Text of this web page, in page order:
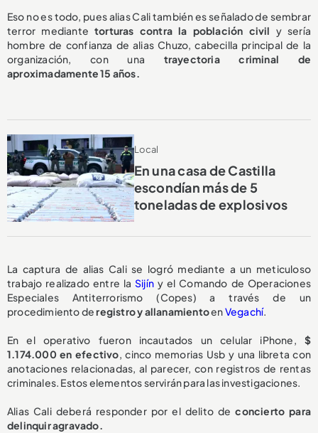
Eso no es todo, pues alias Cali también es señalado de sembrar
terror mediantetorturas contra la población civil y sería
hombre de confianza de alias Chuzo, cabecilla principal de la
organización, con una trayectoria criminal de
aproximadamente 15 años.
Local
En una casa de Castilla
escondían más de 5
toneladas de explosivos
La captura de alias Cali se logró mediante a un meticuloso
trabajo realizado entre laSijín y el Comando de Operaciones
Especiales Antiterrorismo (Copes) a través de un
procedimiento deregistro y allanamientoenVegachí.
En el operativo fueron incautados un celular iPhone, $
1.174.000 en efectivo, cinco memorias Usb y una libreta con
anotaciones relacionadas, al parecer, con registros de rentas
criminales. Estos elementos servirán para las investigaciones.
Alias Cali deberá responder por el delito deconcierto para
delinquir agravado.